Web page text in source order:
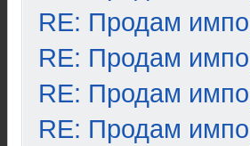
RE: Продам
RE: Продам
RE: Продам
RE: Продам